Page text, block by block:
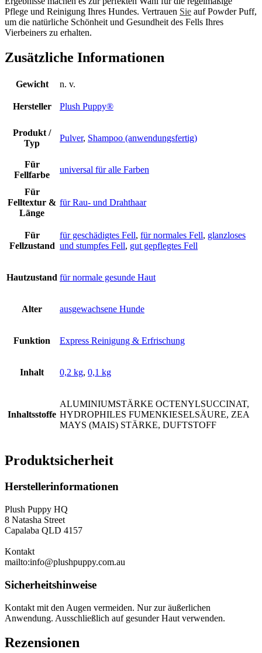
Pflege und Reinigung Ihres Hundes. Vertrauen Sie auf Powder Puff,
um die natürliche Schönheit und Gesundheit des Fells Ihres
Vierbeiners zu erhalten.
Zusätzliche Informationen
Gewicht n. v.
Hersteller Plush Puppy®
Produkt /
Typ
Pulver, Shampoo (anwendungsfertig)
Für
Fellfarbe
universal für alle Farben
Für
Felltextur &
Länge
für Rau- und Drahthaar
Für
Fellzustand
für geschädigtes Fell, für normales Fell, glanzloses
und stumpfes Fell, gut gepflegtes Fell
Hautzustand für normale gesunde Haut
Alter ausgewachsene Hunde
Funktion Express Reinigung & Erfrischung
Inhalt 0,2 kg, 0,1 kg
Inhaltsstoffe
ALUMINIUMSTÄRKE OCTENYLSUCCINAT,
HYDROPHILES FUMENKIESELSÄURE, ZEA
MAYS (MAIS) STÄRKE, DUFTSTOFF
Produktsicherheit
Herstellerinformationen
Plush Puppy HQ
8 Natasha Street
Capalaba QLD 4157
Kontakt
mailto:info@plushpuppy.com.au
Sicherheitshinweise
Kontakt mit den Augen vermeiden. Nur zur äußerlichen
Anwendung. Ausschließlich auf gesunder Haut verwenden.
Rezensionen